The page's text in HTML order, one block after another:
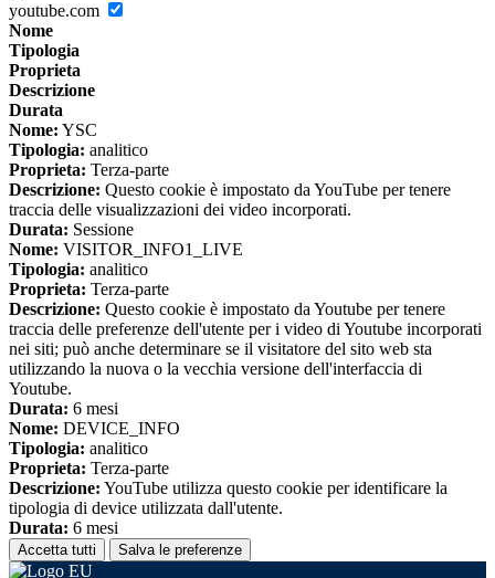
youtube.com
Nome
Tipologia
Proprieta
Descrizione
Durata
Nome: YSC
Tipologia: analitico
Proprieta: Terza-parte
Descrizione: Questo cookie è impostato da YouTube per tenere
traccia delle visualizzazioni dei video incorporati.
Durata: Sessione
Nome: VISITOR_INFO1_LIVE
Tipologia: analitico
Proprieta: Terza-parte
Descrizione: Questo cookie è impostato da Youtube per tenere
traccia delle preferenze dell'utente per i video di Youtube incorporati
nei siti; può anche determinare se il visitatore del sito web sta
utilizzando la nuova o la vecchia versione dell'interfaccia di
Youtube.
Durata: 6 mesi
Nome: DEVICE_INFO
Tipologia: analitico
Proprieta: Terza-parte
Descrizione: YouTube utilizza questo cookie per identificare la
tipologia di device utilizzata dall'utente.
Durata: 6 mesi
Accetta tutti Salva le preferenze